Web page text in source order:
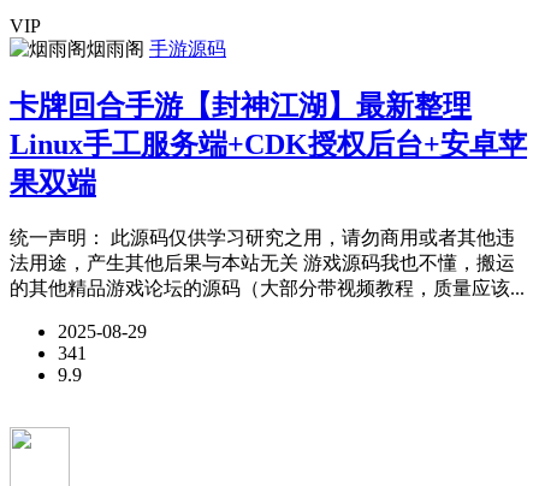
VIP
烟雨阁 手游源码
卡牌回合手游【封神江湖】最新整理
Linux手工服务端+CDK授权后台+安卓苹
果双端
统一声明： 此源码仅供学习研究之用，请勿商用或者其他违
法用途，产生其他后果与本站无关 游戏源码我也不懂，搬运
的其他精品游戏论坛的源码（大部分带视频教程，质量应该...
2025-08-29
341
9.9